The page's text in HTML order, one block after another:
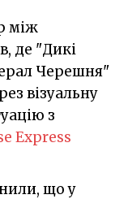
між
де "Дикі
Черешня"
візуальну
з
Express
що у